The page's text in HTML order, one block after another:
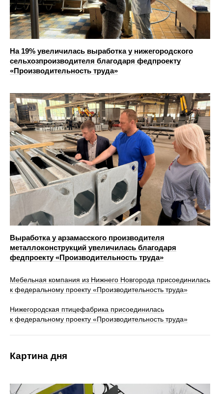
На 19% увеличилась выработка у нижегородского
сельхозпроизводителя благодаря федпроекту
«Производительность труда»
Выработка у арзамасского производителя
металлоконструкций увеличилась благодаря
федпроекту «Производительность труда»
Мебельная компания из Нижнего Новгорода присоединилась
к федеральному проекту «Производительность труда»
Нижегородская птицефабрика присоединилась
к федеральному проекту «Производительность труда»
Картина дня